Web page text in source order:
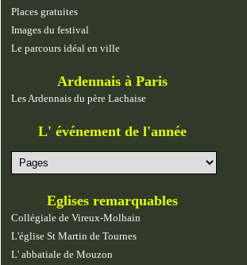
Places gratuites
Images du festival
Le parcours idéal en ville
Ardennais à Paris
Les Ardennais du père Lachaise
L' événement de l'année
Eglises remarquables
Collégiale de Vireux-Molhain
L'église St Martin de Tournes
L' abbatiale de Mouzon